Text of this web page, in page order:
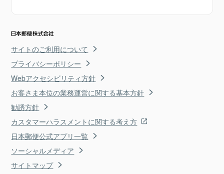
サイトのご利用について
プライバシーポリシー
Webアクセシビリティ方針
お客さま本位の業務運営に関する基本方針
勧誘方針
カスタマーハラスメントに関する考え方
日本郵便公式アプリ一覧
ソーシャルメディア
サイトマップ